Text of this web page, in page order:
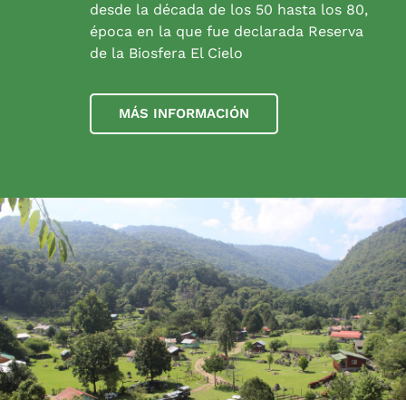
desde la década de los 50 hasta los 80,
época en la que fue declarada Reserva
de la Biosfera El Cielo
MÁS INFORMACIÓN